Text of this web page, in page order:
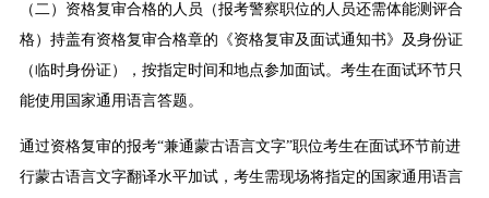
（二）资格复审合格的人员（报考警察职位的人员还需体能测评合
格）持盖有资格复审合格章的《资格复审及面试通知书》及身份证
（临时身份证），按指定时间和地点参加面试。考生在面试环节只
能使用国家通用语言答题。
通过资格复审的报考“兼通蒙古语言文字”职位考生在面试环节前进
行蒙古语言文字翻译水平加试，考生需现场将指定的国家通用语言